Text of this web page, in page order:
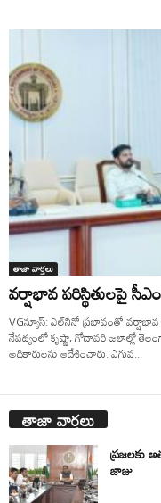
తాజా వార్తలు
వర్షాభావ పరిస్థితులపై
VGన్యూస్: ఎల్‌నినో ప్రభావంతో
నేపథ్యంలో కృష్ణా, గోదావ‌రి జ‌లాల్లో
అధికారులను ఆదేశించారు. ఎగువ...
తాజా వార్తలు
ప్రజలకు
జాజు